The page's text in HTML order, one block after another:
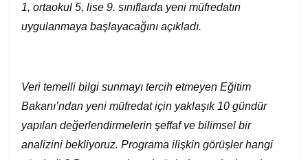
1, ortaokul 5, lise 9. sınıflarda yeni müfredatın
uygulanmaya başlayacağını açıkladı.
Veri temelli bilgi sunmayı tercih etmeyen Eğitim
Bakanı’ndan yeni müfredat için yaklaşık 10 gündür
yapılan değerlendirmelerin şeffaf ve bilimsel bir
analizini bekliyoruz. Programa ilişkin görüşler hangi